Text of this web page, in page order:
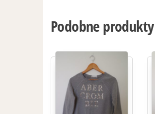
Podobne produkty